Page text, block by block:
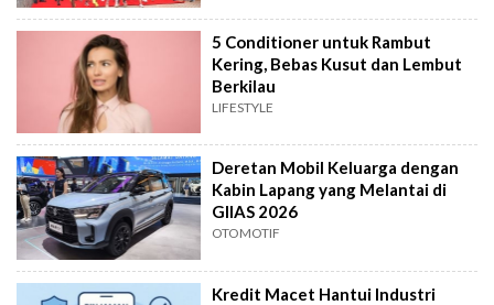
5 Conditioner untuk Rambut
Kering, Bebas Kusut dan Lembut
Berkilau
LIFESTYLE
Deretan Mobil Keluarga dengan
Kabin Lapang yang Melantai di
GIIAS 2026
OTOMOTIF
Kredit Macet Hantui Industri